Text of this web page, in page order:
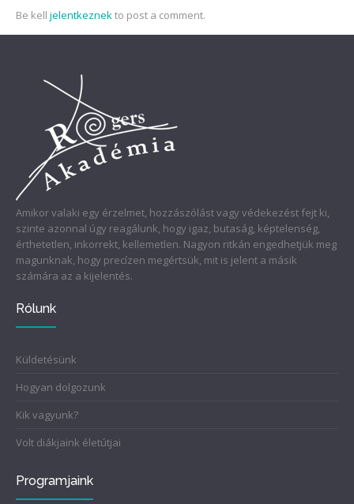
Be kell jelentkeznekto post a comment.
Amikor valaki egy érzelmet, hozzászólást vagy védekezést fejt ki,
szinte azonnal úgy reagálunk, hogy igaz, butaság, képtelenség,
érthetetlen, inkorrekt, kellemetlen. Nagyon ritkán engedhetjük meg
magunknak, hogy precízen megértsük, mit is jelent a másik
számára az a kijelentés.
Rólunk
Küldetésünk
Hogyan dolgozunk
Kik vagyunk?
Volt diákjaink életútjai
Programjaink